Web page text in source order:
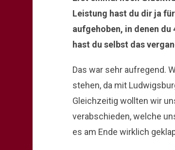
Leistung hast du dir ja
aufgehoben, in denen du
hast du selbst das
Das war sehr aufregend.
stehen, da mit
Gleichzeitig wollten wir
verabschieden, welche
es am Ende wirklich